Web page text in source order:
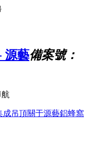
備案號：
成吊頂關于源藝鋁蜂窩